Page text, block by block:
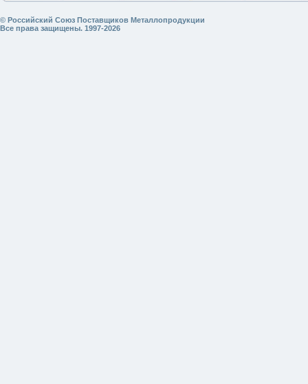
© Российский Союз Поставщиков Металлопродукции
Все права защищены. 1997-2026